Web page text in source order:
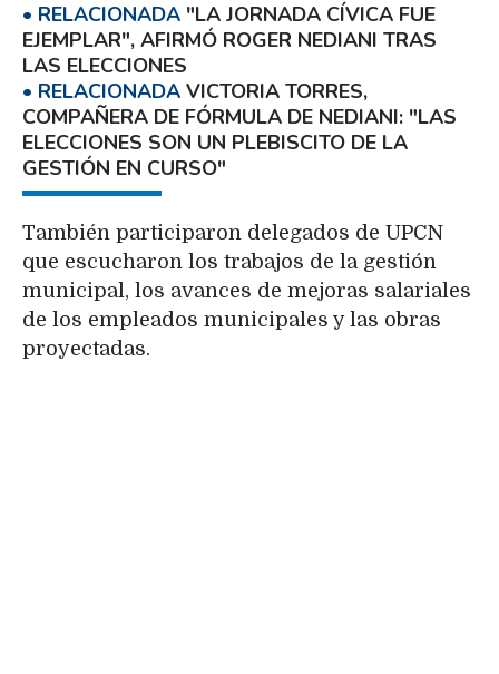
"LA JORNADA CÍVICA FUE
EJEMPLAR", AFIRMÓ ROGER NEDIANI TRAS
LAS ELECCIONES
VICTORIA TORRES,
COMPAÑERA DE FÓRMULA DE NEDIANI: "LAS
ELECCIONES SON UN PLEBISCITO DE LA
GESTIÓN EN CURSO"
También participaron delegados de UPCN
que escucharon los trabajos de la gestión
municipal, los avances de mejoras salariales
de los empleados municipales y las obras
proyectadas.